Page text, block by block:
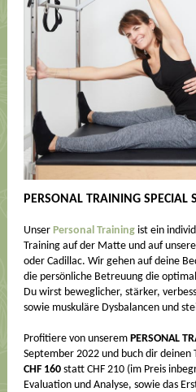
PERSONAL TRAINING SPECIAL
Unser Personal Training ist ein
Training auf der Matte und auf
oder Cadillac. Wir gehen auf deine
die persönliche Betreuung die
Du wirst beweglicher, stärker,
sowie muskuläre Dysbalancen und
Profitiere von unserem PERSONAL
September 2022 und buch dir deinen
CHF 160 statt CHF 210 (im Preis
Evaluation und Analyse, sowie das